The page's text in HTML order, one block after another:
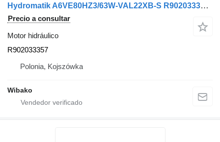
Hydromatik A6VE80HZ3/63W-VAL22XB-S R902033357 motor hidráulico
Precio a consultar
Motor hidráulico
R902033357
Polonia, Kojszówka
Wibako